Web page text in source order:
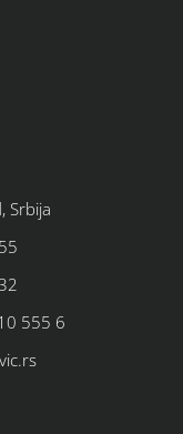
Srbija
555 6